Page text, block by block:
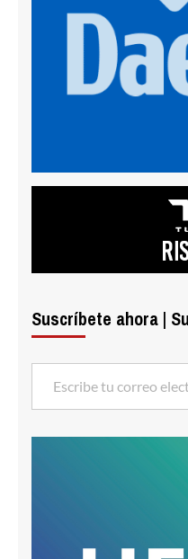
Suscríbete ahora |
Escribe tu correo electrónico…